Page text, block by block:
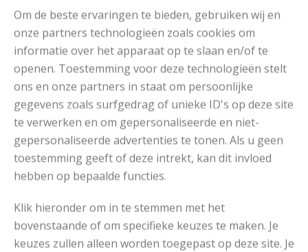
Om de beste ervaringen te bieden, gebruiken wij en
onze partners technologieën zoals cookies om
informatie over het apparaat op te slaan en/of te
openen. Toestemming voor deze technologieën stelt
ons en onze partners in staat om persoonlijke
gegevens zoals surfgedrag of unieke ID's op deze site
te verwerken en om gepersonaliseerde en niet-
gepersonaliseerde advertenties te tonen. Als u geen
toestemming geeft of deze intrekt, kan dit invloed
hebben op bepaalde functies.
Klik hieronder om in te stemmen met het
bovenstaande of om specifieke keuzes te maken. Je
keuzes zullen alleen worden toegepast op deze site. Je